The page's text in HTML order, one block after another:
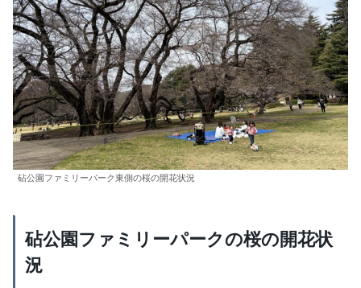
砧公園ファミリーパーク東側の桜の開花状況
砧公園ファミリーパークの桜の開花状
況